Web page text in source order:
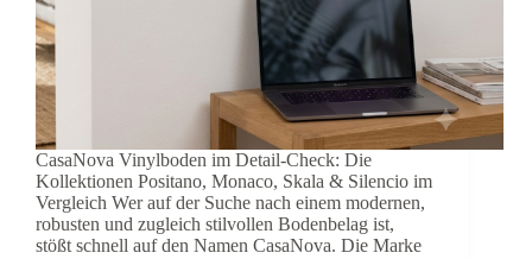
CasaNova Vinylboden im Detail-Check: Die
Kollektionen Positano, Monaco, Skala & Silencio im
Vergleich Wer auf der Suche nach einem modernen,
robusten und zugleich stilvollen Bodenbelag ist,
stößt schnell auf den Namen CasaNova. Die Marke